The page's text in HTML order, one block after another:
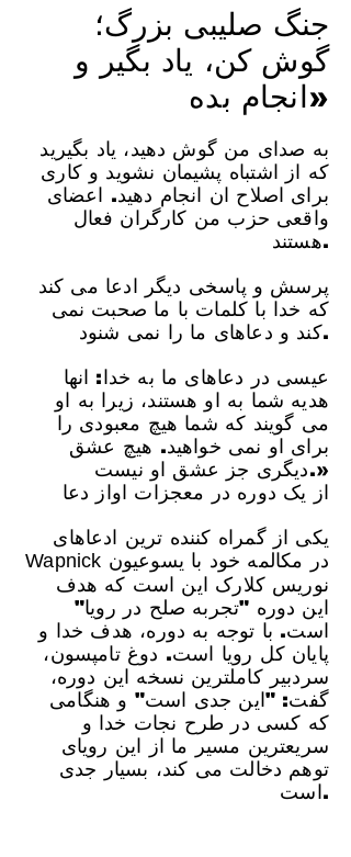
جنگ صلیبی بزرگ؛
گوش کن، یاد بگیر و
انجام بده»
به صدای من گوش دهید، یاد بگیرید
که از اشتباه پشیمان نشوید و کاری
برای اصلاح ان انجام دهید. اعضای
واقعی حزب من کارگران فعال
هستند.
پرسش و پاسخی دیگر ادعا می کند
که خدا با کلمات با ما صحبت نمی
کند و دعاهای ما را نمی شنود.
عیسی در دعاهای ما به خدا: انها
هدیه شما به او هستند، زیرا به او
می گویند که شما هیچ معبودی را
برای او نمی خواهید. هیچ عشق
دیگری جز عشق او نیست.»
از یک دوره در معجزات اواز دعا
یکی از گمراه کننده ترین ادعاهای
Wapnick
نوریس کلارک این است که هدف
این دوره "تجربه صلح در رویا"
است. با توجه به دوره، هدف خدا و
پایان کل رویا است. دوغ تامپسون،
سردبیر کاملترین نسخه این دوره،
گفت: "این جدی است" و هنگامی
که کسی در طرح نجات خدا و
سریعترین مسیر ما از این رویای
توهم دخالت می کند، بسیار جدی
است.